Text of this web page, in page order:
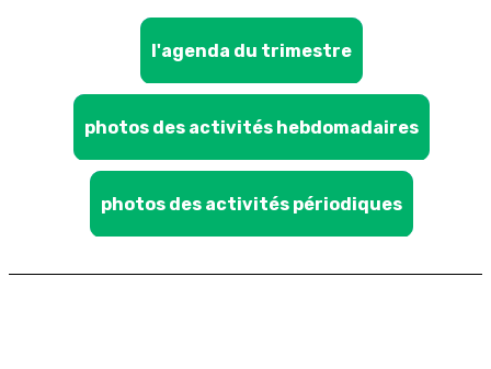
l'agenda du trimestre
photos des activités hebdomadaires
photos des activités périodiques